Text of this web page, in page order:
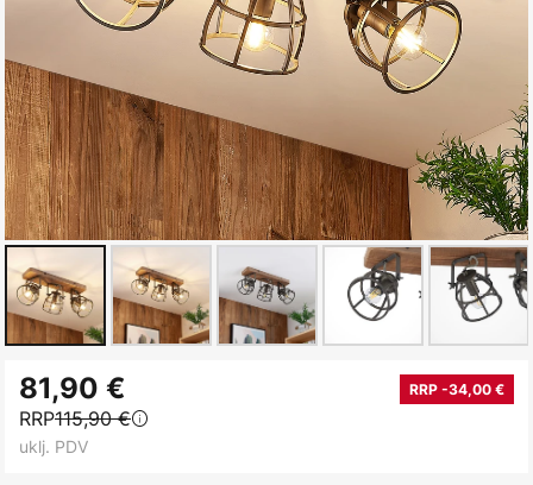
to
the
beginning
81,90 € RRP -34,00 €
RRP115,90 €
uklj. PDV